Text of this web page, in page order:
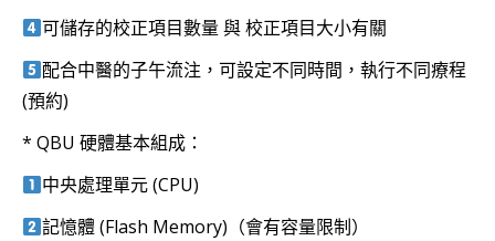
可儲存的校正項目數量 與 校正項目大小有關
配合中醫的子午流注，可設定不同時間，執行不同療程
(預約)
* QBU 硬體基本組成：
中央處理單元 (CPU)
記憶體 (Flash Memory)（會有容量限制）